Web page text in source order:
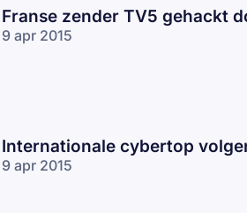
Franse zender TV5 gehackt
9 apr 2015
Internationale cybertop
9 apr 2015